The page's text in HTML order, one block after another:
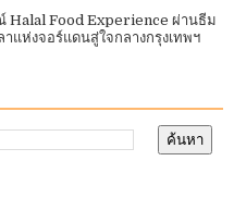
Halal Food Experience ผ่านธีม
แห่งจอร์แดนสู่ใจกลางกรุงเทพฯ